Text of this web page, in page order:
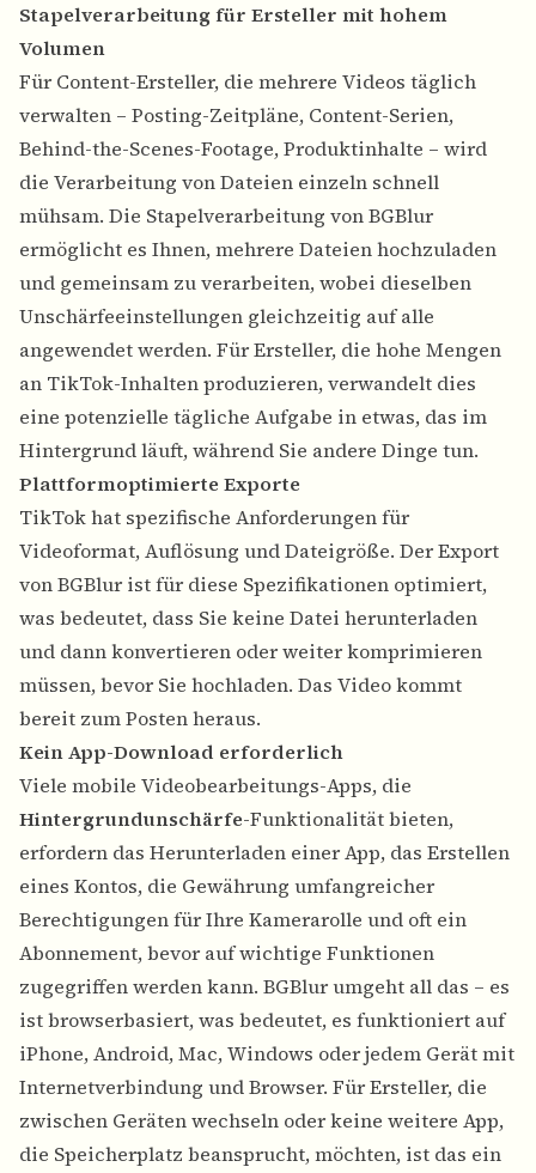
Stapelverarbeitung für Ersteller mit hohem
Volumen
Für Content-Ersteller, die mehrere Videos täglich
verwalten – Posting-Zeitpläne, Content-Serien,
Behind-the-Scenes-Footage, Produktinhalte – wird
die Verarbeitung von Dateien einzeln schnell
mühsam. Die Stapelverarbeitung von BGBlur
ermöglicht es Ihnen, mehrere Dateien hochzuladen
und gemeinsam zu verarbeiten, wobei dieselben
Unschärfeeinstellungen gleichzeitig auf alle
angewendet werden. Für Ersteller, die hohe Mengen
an TikTok-Inhalten produzieren, verwandelt dies
eine potenzielle tägliche Aufgabe in etwas, das im
Hintergrund läuft, während Sie andere Dinge tun.
Plattformoptimierte Exporte
TikTok hat spezifische Anforderungen für
Videoformat, Auflösung und Dateigröße. Der Export
von BGBlur ist für diese Spezifikationen optimiert,
was bedeutet, dass Sie keine Datei herunterladen
und dann konvertieren oder weiter komprimieren
müssen, bevor Sie hochladen. Das Video kommt
bereit zum Posten heraus.
Kein App-Download erforderlich
Viele mobile Videobearbeitungs-Apps, die
Hintergrundunschärfe-Funktionalität bieten,
erfordern das Herunterladen einer App, das Erstellen
eines Kontos, die Gewährung umfangreicher
Berechtigungen für Ihre Kamerarolle und oft ein
Abonnement, bevor auf wichtige Funktionen
zugegriffen werden kann. BGBlur umgeht all das – es
ist browserbasiert, was bedeutet, es funktioniert auf
iPhone, Android, Mac, Windows oder jedem Gerät mit
Internetverbindung und Browser. Für Ersteller, die
zwischen Geräten wechseln oder keine weitere App,
die Speicherplatz beansprucht, möchten, ist das ein